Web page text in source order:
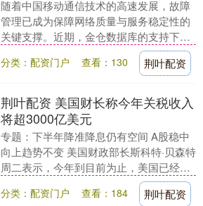
随着中国移动通信技术的高速发展，故障
管理已成为保障网络质量与服务稳定性的
关键支撑。近期，金仓数据库的支持下，
中国移动通信集团海南有限公司（以下简
称“海南移动”）....
分类：配资门户 查看：130 荆叶配资
荆叶配资 美国财长称今年关税收入
将超3000亿美元
专题：下半年降准降息仍有空间 A股稳中
向上趋势不变 美国财政部长斯科特·贝森特
周二表示，今年到目前为止，美国已经获
得了大约1000亿美元的关税收入，预计到
年底，....
分类：配资门户 查看：184 荆叶配资